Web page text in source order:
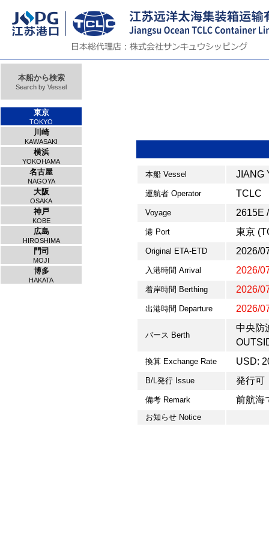
本船から検索
Search by Vessel
東京
TOKYO
川崎
KAWASAKI
横浜
YOKOHAMA
名古屋
NAGOYA
大阪
OSAKA
神戸
KOBE
広島
HIROSHIMA
門司
MOJI
博多
HAKATA
本船 Vessel JIANG
運航者 Operator TCLC
Voyage 2615E
港 Port 東京
Original ETA-ETD 2026/
入港時間 Arrival 2026/
着岸時間 Berthing 2026/
出港時間 Departure 2026/
バース Berth
中央防
換算 Exchange Rate USD:
B/L発行 Issue 発行可
備考 Remark 前航海
お知らせ Notice